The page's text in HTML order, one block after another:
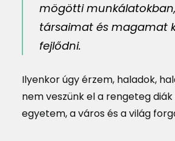
mögötti
társaimat és magamat
fejlődni.
Ilyenkor úgy érzem, haladok,
nem veszünk el a rengeteg
egyetem, a város és a világ